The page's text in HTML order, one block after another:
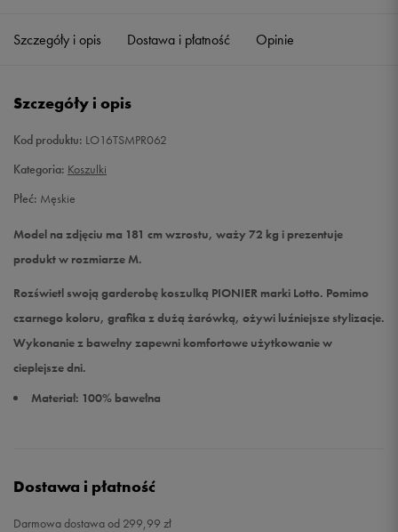
L Powiadom o dostępności
XXL
Szczegóły i opis Dostawa i płatność Opinie
Szczegóły i opis
Kod produktu: LO16TSMPR062
Kategoria: Koszulki
Płeć: Męskie
Model na zdjęciu ma 181 cm wzrostu, waży 72 kg i prezentuje
produkt w rozmiarze M.
Rozświetl swoją garderobę koszulką PIONIER marki Lotto. Pomimo
czarnego koloru, grafika z dużą żarówką, ożywi luźniejsze stylizacje.
Wykonanie z bawełny zapewni komfortowe użytkowanie w
cieplejsze dni.
Materiał: 100% bawełna
Dostawa i płatność
Darmowa dostawa od 299,99 zł